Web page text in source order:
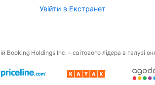
Увійти в Екстранет
Booking Holdings Inc. – світового лідера в галузі